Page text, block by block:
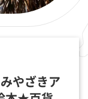
やざきア